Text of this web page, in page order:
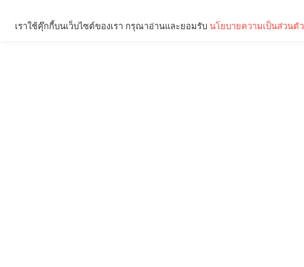
เราใช้คุ๊กกี้บนเว็บไซต์ของเรา กรุณาอ่านและยอมรับ นโยบายความเป็นส่วนตัว